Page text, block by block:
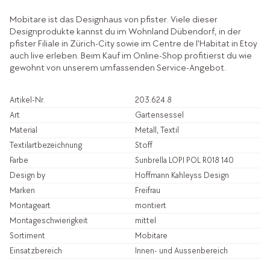
Mobitare ist das Designhaus von pfister. Viele dieser
Designprodukte kannst du im Wohnland Dübendorf, in der
pfister Filiale in Zürich-City sowie im Centre de l'Habitat in Etoy
auch live erleben. Beim Kauf im Online-Shop profitierst du wie
gewohnt von unserem umfassenden Service-Angebot.
Artikel-Nr.
203.624.8
Art
Gartensessel
Material
Metall, Textil
Textilartbezeichnung
Stoff
Farbe
Sunbrella LOPI POL R018 140
Design by
Hoffmann Kahleyss Design
Marken
Freifrau
Montageart
montiert
Montageschwierigkeit
mittel
Sortiment
Mobitare
Einsatzbereich
Innen- und Aussenbereich